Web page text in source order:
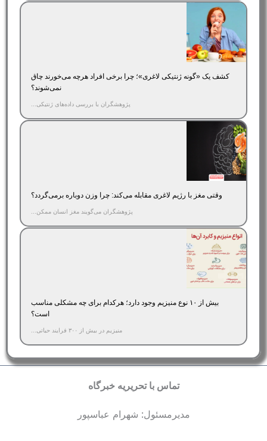
کشف یک «گونه ژنتیکی لاغری»؛ چرا برخی افراد هرچه می‌خورند چاق
نمی‌شوند؟
پژوهشگران با بررسی داده‌های ژنتیکی...
وقتی مغز با رژیم لاغری مقابله می‌کند: چرا وزن دوباره برمی‌گردد؟
پژوهشگران می‌گویند مغز انسان ممکن...
بیش از ۱۰ نوع منیزیم وجود دارد؛ هر‌کدام برای چه مشکلی مناسب‌
است؟
منیزیم در بیش از ۳۰۰ فرایند حیاتی...
تماس با تحریریه خبرگاه
مدیرمسئول: شهرام عباسپور